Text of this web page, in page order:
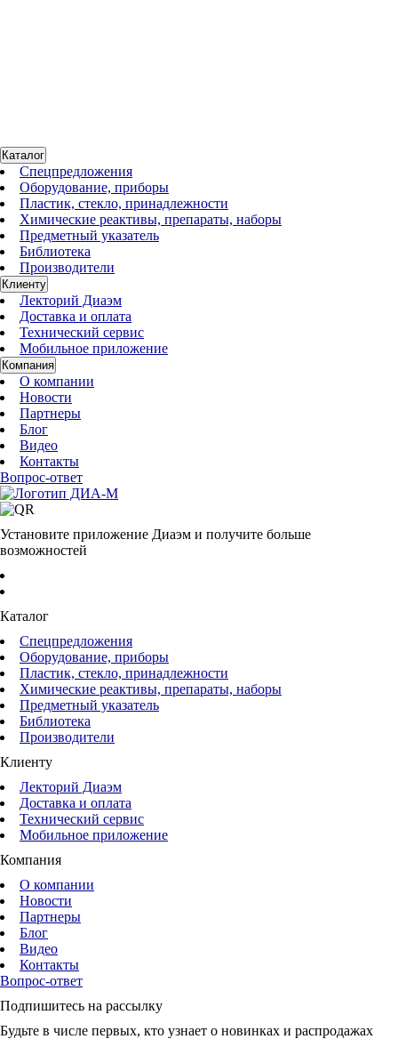
Каталог
Спецпредложения
Оборудование, приборы
Пластик, стекло, принадлежности
Химические реактивы, препараты, наборы
Предметный указатель
Библиотека
Производители
Клиенту
Лекторий Диаэм
Доставка и оплата
Технический сервис
Мобильное приложение
Компания
О компании
Новости
Партнеры
Блог
Видео
Контакты
Вопрос-ответ
Установите приложение Диаэм и получите больше
возможностей
Каталог
Спецпредложения
Оборудование, приборы
Пластик, стекло, принадлежности
Химические реактивы, препараты, наборы
Предметный указатель
Библиотека
Производители
Клиенту
Лекторий Диаэм
Доставка и оплата
Технический сервис
Мобильное приложение
Компания
О компании
Новости
Партнеры
Блог
Видео
Контакты
Вопрос-ответ
Подпишитесь на рассылку
Будьте в числе первых, кто узнает о новинках и распродажах